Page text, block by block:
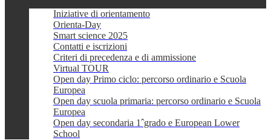
Iniziative di orientamento
Orienta-Day
Smart science 2025
Contatti e iscrizioni
Criteri di precedenza e di ammissione
Virtual TOUR
Open day Primo ciclo: percorso ordinario e Scuola
Europea
Open day scuola primaria: percorso ordinario e Scuola
Europea
Open day secondaria 1ˆgrado e European Lower
School